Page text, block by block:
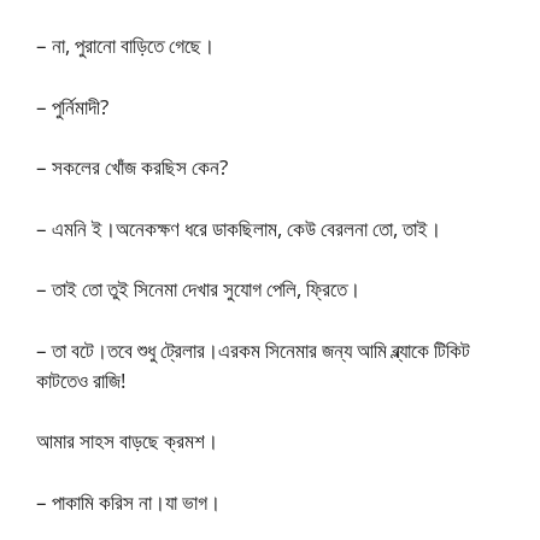
– না, পুরানো বাড়িতে গেছে।
– পুর্নিমাদী?
– সকলের খোঁজ করছিস কেন?
– এমনি ই।অনেকক্ষণ ধরে ডাকছিলাম, কেউ বেরলনা তো, তাই।
– তাই তো তুই সিনেমা দেখার সুযোগ পেলি, ফ্রিতে।
– তা বটে।তবে শুধু ট্রেলার।এরকম সিনেমার জন্য আমি ব্ল্যাকে টিকিট
কাটতেও রাজি!
আমার সাহস বাড়ছে ক্রমশ।
– পাকামি করিস না।যা ভাগ।